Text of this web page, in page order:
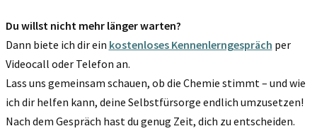
Du willst nicht mehr länger warten?
Dann biete ich dir ein kostenloses Kennenlerngespräch per
Videocall oder Telefon an.
Lass uns gemeinsam schauen, ob die Chemie stimmt – und wie
ich dir helfen kann, deine Selbstfürsorge endlich umzusetzen!
Nach dem Gespräch hast du genug Zeit, dich zu entscheiden.